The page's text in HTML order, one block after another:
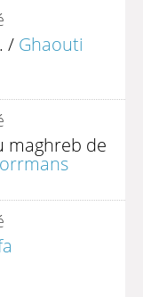
/ Ghaouti
maghreb de